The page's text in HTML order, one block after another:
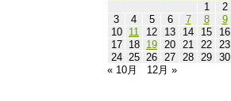
1
2
3
4 5 6 7 8
9
10
11 12 13 14 15
16
17
18 19 20 21 22 23
24 25 26 27 28 29 30
« 10月
12月 »